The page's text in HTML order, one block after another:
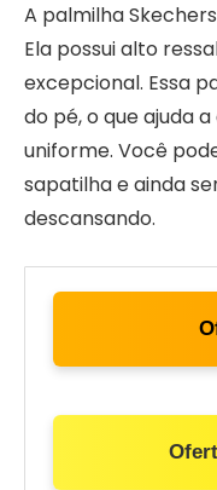
A palmilha
Ela possui alto
excepcional. Essa
do pé, o que ajuda
uniforme. Você
sapatilha e ainda
descansando.